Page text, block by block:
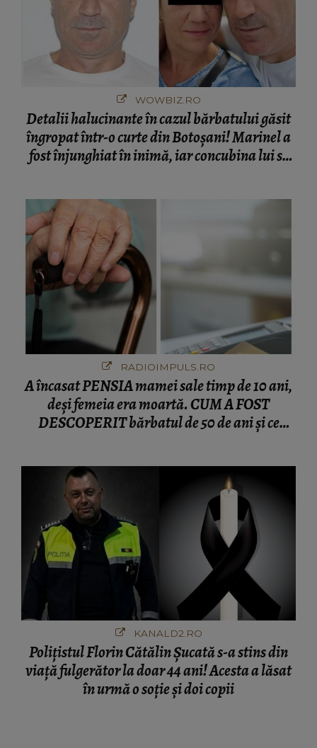
WOWBIZ.RO
Detalii halucinante în cazul bărbatului găsit
îngropat într-o curte din Botoșani! Marinel a
fost înjunghiat în inimă, iar concubina lui se
RADIOIMPULS.RO
A încasat PENSIA mamei sale timp de 10 ani,
deși femeia era moartă. CUM A FOST
DESCOPERIT bărbatul de 50 de ani și ce
KANALD2.RO
Polițistul Florin Cătălin Șucată s-a stins din
viață fulgerător la doar 44 ani! Acesta a lăsat
în urmă o soție și doi copii